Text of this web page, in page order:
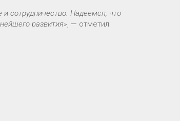
сотрудничество. Надеемся, что
развития», — отметил